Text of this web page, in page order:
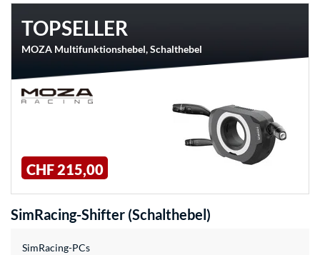
TOPSELLER
MOZA Multifunktionshebel, Schalthebel
CHF 215,00
SimRacing-Shifter (Schalthebel)
SimRacing-PCs